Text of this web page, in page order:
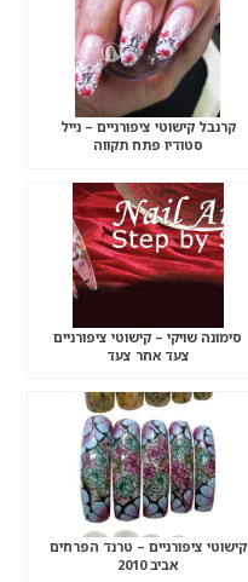
קרנבל קישוטי ציפורניים – נייל
סטודיו פתח תקווה
סימונה שויקי – קישוטי ציפורניים
צעד אחר צעד
קישוטי ציפורניים – טרנד הפרחים
אביב 2010